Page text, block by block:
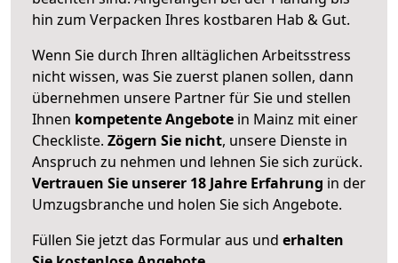
hin zum Verpacken Ihres kostbaren Hab & Gut.
Wenn Sie durch Ihren alltäglichen Arbeitsstress
nicht wissen, was Sie zuerst planen sollen, dann
übernehmen unsere Partner für Sie und stellen
Ihnen kompetente Angebote in Mainz mit einer
Checkliste. Zögern Sie nicht, unsere Dienste in
Anspruch zu nehmen und lehnen Sie sich zurück.
Vertrauen Sie unserer 18 Jahre Erfahrung in der
Umzugsbranche und holen Sie sich Angebote.
Füllen Sie jetzt das Formular aus und erhalten